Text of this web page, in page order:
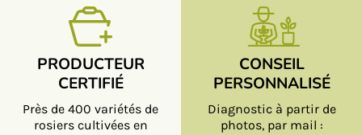
PRODUCTEUR
CERTIFIÉ
Près de 400 variétés de
rosiers cultivées en
CONSEIL
PERSONNALISÉ
Diagnostic à partir de
photos, par mail :